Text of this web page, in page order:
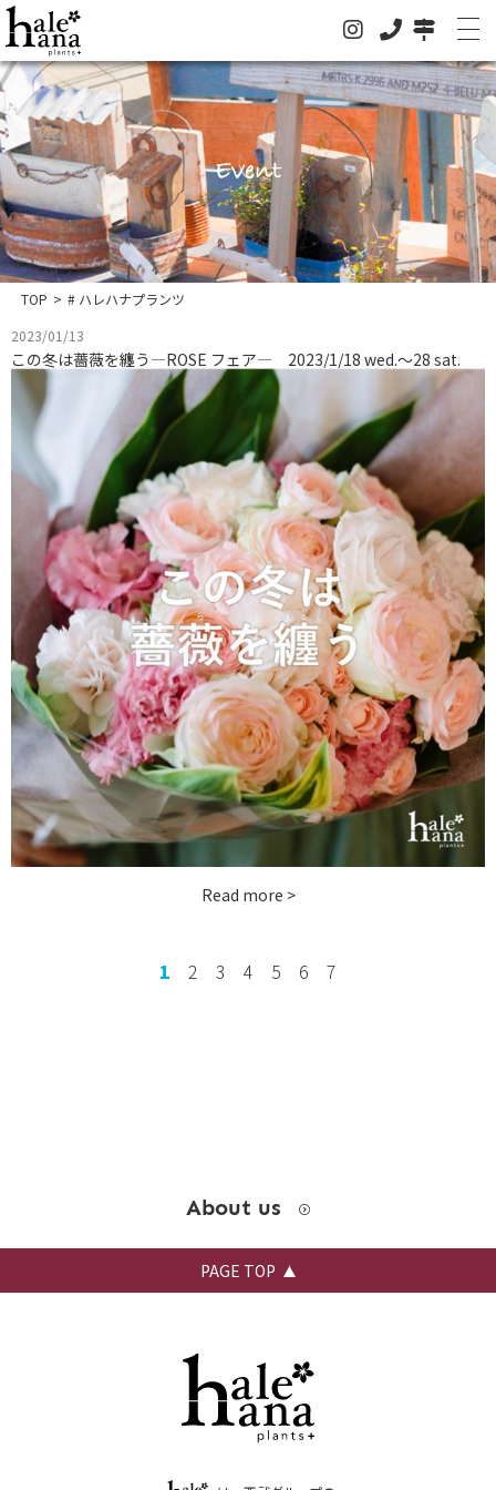
ホーム
オンラインストア
法人の方はこちらへ
お知らせ
グリーン
ドライフラワー
ハレハナについて
お問い合わせ
instagram
Event
TOP > # ハレハナプランツ
2023/01/13
この冬は薔薇を纏う―ROSE フェア― 2023/1/18 wed.～28 sat.
Read more >
1 2 3 4 5 6 7
About us
PAGE TOP